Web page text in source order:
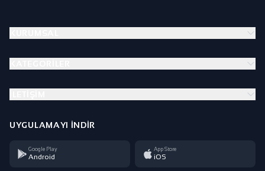
UYGULAMAYI İNDIR
Google Play
Android
App Store
iOS